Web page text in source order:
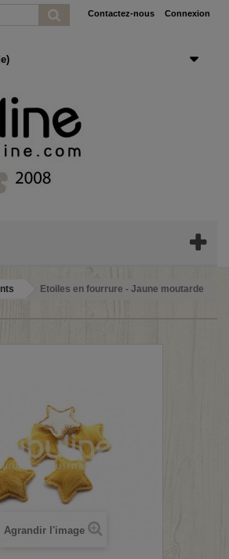
Connexion
Contactez-nous
Etoiles en fourrure - Jaune moutarde
Agrandir l'image